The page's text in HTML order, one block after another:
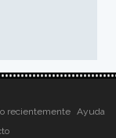
recientemente
Ayuda